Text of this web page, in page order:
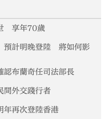
享年70歲
預計明晚登陸 將如何影
認布蘭奇任司法部長
間外交踐行者
年再次登陸香港